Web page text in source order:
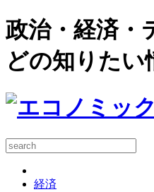
政治・経済・
どの知りたい
経済